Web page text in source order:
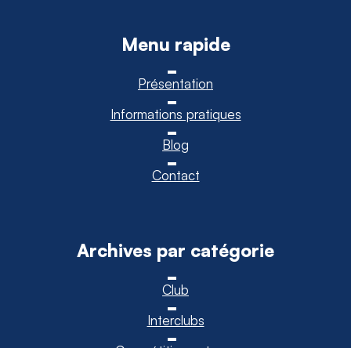
Menu rapide
Présentation
Informations pratiques
Blog
Contact
Archives par catégorie
Club
Interclubs